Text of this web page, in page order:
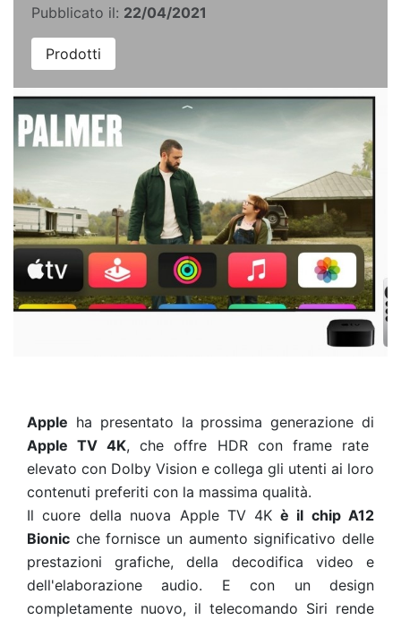
Pubblicato il: 22/04/2021
Prodotti
Apple ha presentato la prossima generazione di
Apple TV 4K, che offre HDR con frame rate
elevato con Dolby Vision e collega gli utenti ai loro
contenuti preferiti con la massima qualità.
Il cuore della nuova Apple TV 4K è il chip A12
Bionic che fornisce un aumento significativo delle
prestazioni grafiche, della decodifica video e
dell'elaborazione audio. E con un design
completamente nuovo, il telecomando Siri rende